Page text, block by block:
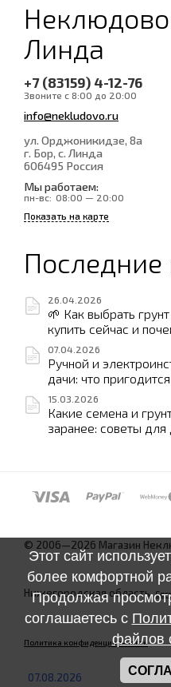
Линда
+7 (83159) 4-12-76
Звоните с 8:00 до 20:00
info@nekludovo.ru
ул. Орджоникидзе, 8а
г. Бор, с. Линда
606495 Россия
Мы работаем:
пн-вс: 08:00 — 20:00
Показать на карте
Последние
26.04.2026
🌱 Как выбрать
купить сейчас и
07.04.2026
Ручной и
дачи: что
15.03.2026
Какие семена и
заранее: советы для
© 2006—2026 Магазин
Нижегородская область.
Политика конфиденциальности
07.08.2026
Этот сайт
более комфортной
Продолжая
соглашаетесь с
файлов